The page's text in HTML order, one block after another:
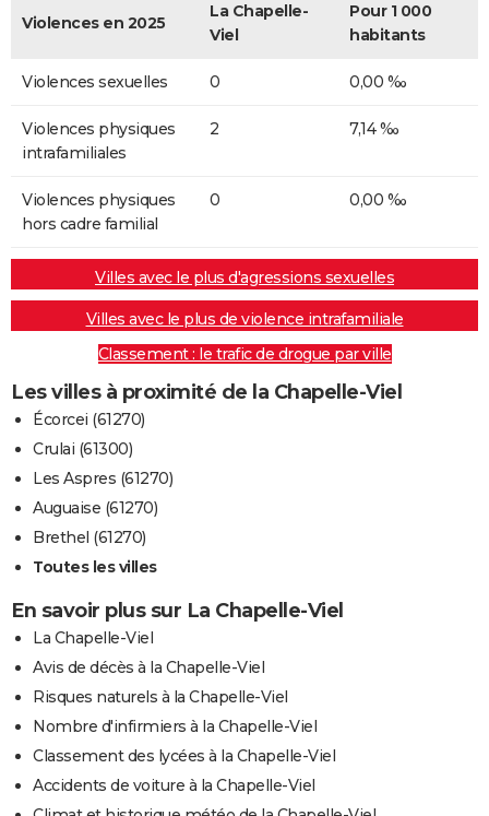
Violences en 2025
La Chapelle-
Viel
Pour 1 000
habitants
Violences sexuelles 0 0,00 ‰
Violences physiques
intrafamiliales
2 7,14 ‰
Violences physiques
hors cadre familial
0 0,00 ‰
Villes avec le plus d'agressions sexuelles
Villes avec le plus de violence intrafamiliale
Classement : le trafic de drogue par ville
Les villes à proximité de la Chapelle-Viel
Écorcei (61270)
Crulai (61300)
Les Aspres (61270)
Auguaise (61270)
Brethel (61270)
Toutes les villes
En savoir plus sur La Chapelle-Viel
La Chapelle-Viel
Avis de décès à la Chapelle-Viel
Risques naturels à la Chapelle-Viel
Nombre d'infirmiers à la Chapelle-Viel
Classement des lycées à la Chapelle-Viel
Accidents de voiture à la Chapelle-Viel